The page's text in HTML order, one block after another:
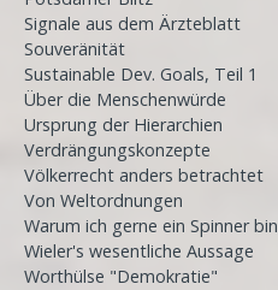
Signale aus dem Ärzteblatt
Souveränität
Sustainable Dev. Goals, Teil 1
Über die Menschenwürde
Ursprung der Hierarchien
Verdrängungskonzepte
Völkerrecht anders betrachtet
Von Weltordnungen
Warum ich gerne ein Spinner bin
Wieler's wesentliche Aussage
Worthülse "Demokratie"